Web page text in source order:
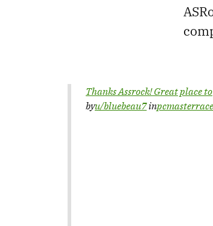
Thanks Assrock! Great place
byu/bluebeau7inpcmasterrace